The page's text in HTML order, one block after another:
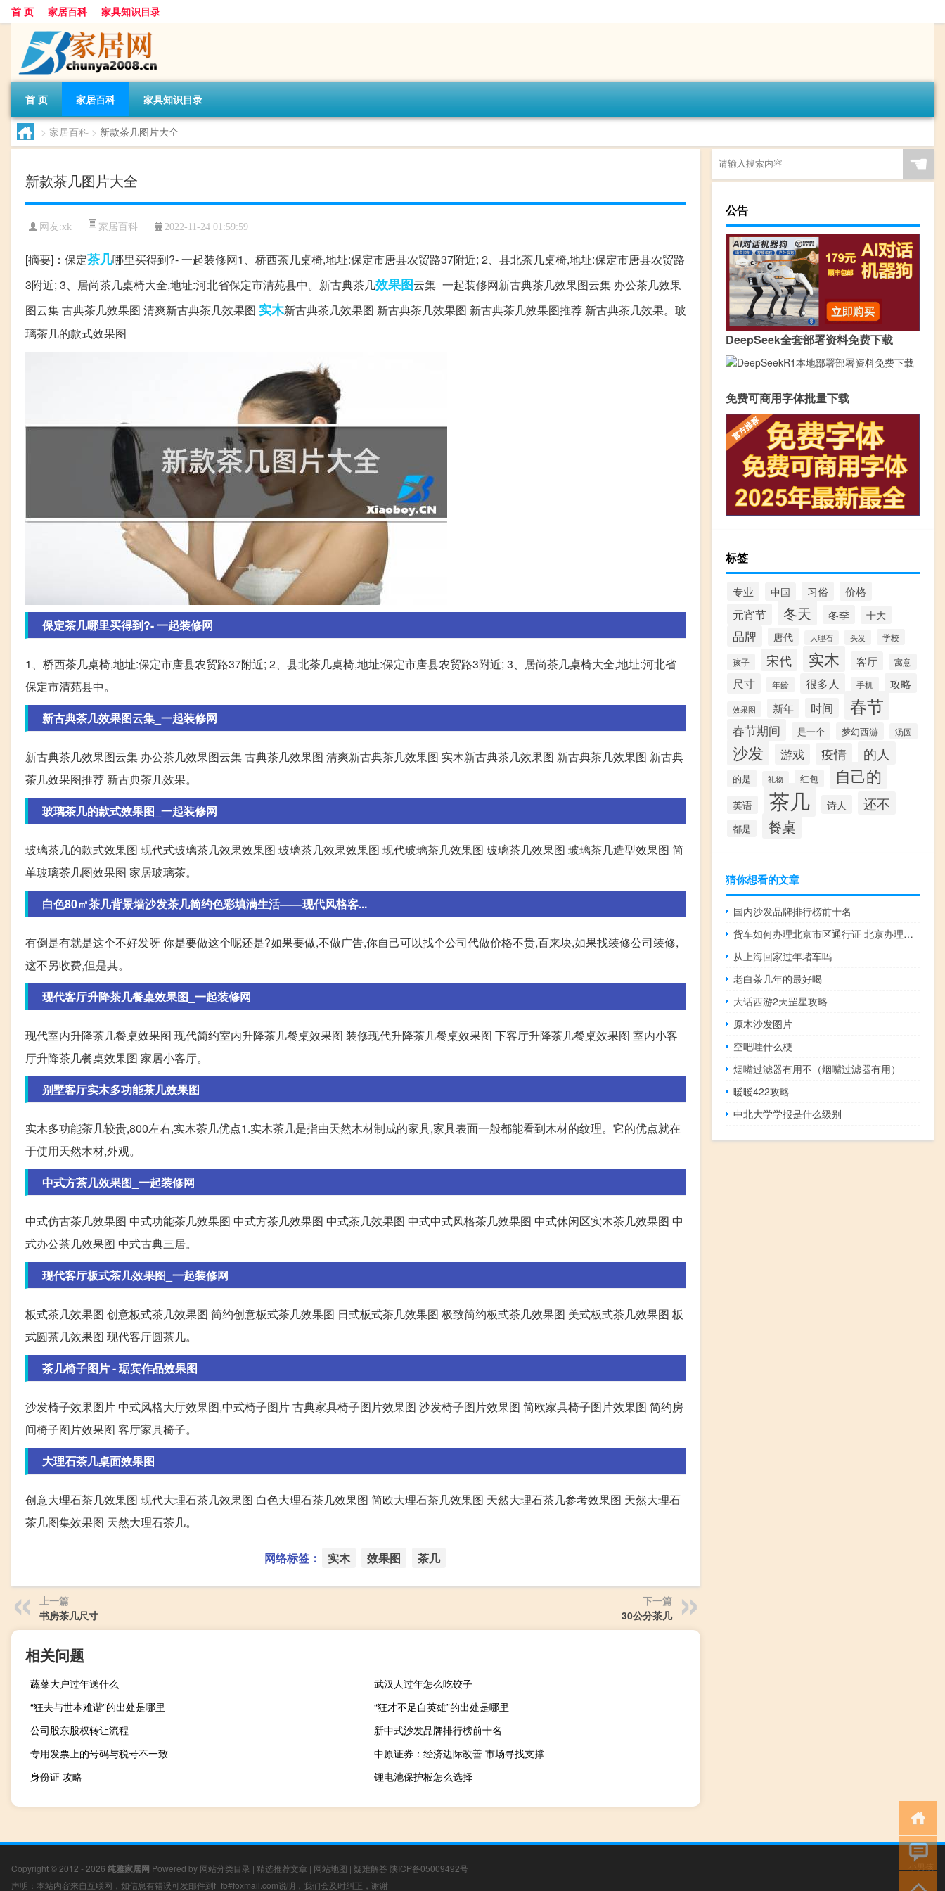
首 页 家居百科 家具知识目录
首 页 家居百科 家具知识目录
> 家居百科 > 新款茶几图片大全
新款茶几图片大全
网友:xk 家居百科 2022-11-24 01:59:59
[摘要]：保定茶几哪里买得到?- 一起装修网1、桥西茶几桌椅,地址:保定市唐县农贸路37附近; 2、县北茶几桌椅,地址:保定市唐县农贸路
3附近; 3、居尚茶几桌椅大全,地址:河北省保定市清苑县中。新古典茶几效果图云集_一起装修网新古典茶几效果图云集 办公茶几效果
图云集 古典茶几效果图 清爽新古典茶几效果图 实木新古典茶几效果图 新古典茶几效果图 新古典茶几效果图推荐 新古典茶几效果。玻
璃茶几的款式效果图
保定茶几哪里买得到?- 一起装修网
1、桥西茶几桌椅,地址:保定市唐县农贸路37附近; 2、县北茶几桌椅,地址:保定市唐县农贸路3附近; 3、居尚茶几桌椅大全,地址:河北省
保定市清苑县中。
新古典茶几效果图云集_一起装修网
新古典茶几效果图云集 办公茶几效果图云集 古典茶几效果图 清爽新古典茶几效果图 实木新古典茶几效果图 新古典茶几效果图 新古典
茶几效果图推荐 新古典茶几效果。
玻璃茶几的款式效果图_一起装修网
玻璃茶几的款式效果图 现代式玻璃茶几效果效果图 玻璃茶几效果效果图 现代玻璃茶几效果图 玻璃茶几效果图 玻璃茶几造型效果图 简
单玻璃茶几图效果图 家居玻璃茶。
白色80㎡茶几背景墙沙发茶几简约色彩填满生活——现代风格客...
有倒是有就是这个不好发呀 你是要做这个呢还是?如果要做,不做广告,你自己可以找个公司代做价格不贵,百来块,如果找装修公司装修,
这不另收费,但是其。
现代客厅升降茶几餐桌效果图_一起装修网
现代室内升降茶几餐桌效果图 现代简约室内升降茶几餐桌效果图 装修现代升降茶几餐桌效果图 下客厅升降茶几餐桌效果图 室内小客
厅升降茶几餐桌效果图 家居小客厅。
别墅客厅实木多功能茶几效果图
实木多功能茶几较贵,800左右,实木茶几优点1.实木茶几是指由天然木材制成的家具,家具表面一般都能看到木材的纹理。它的优点就在
于使用天然木材,外观。
中式方茶几效果图_一起装修网
中式仿古茶几效果图 中式功能茶几效果图 中式方茶几效果图 中式茶几效果图 中式中式风格茶几效果图 中式休闲区实木茶几效果图 中
式办公茶几效果图 中式古典三居。
现代客厅板式茶几效果图_一起装修网
板式茶几效果图 创意板式茶几效果图 简约创意板式茶几效果图 日式板式茶几效果图 极致简约板式茶几效果图 美式板式茶几效果图 板
式圆茶几效果图 现代客厅圆茶几。
茶几椅子图片 - 琚宾作品效果图
沙发椅子效果图片 中式风格大厅效果图,中式椅子图片 古典家具椅子图片效果图 沙发椅子图片效果图 简欧家具椅子图片效果图 简约房
间椅子图片效果图 客厅家具椅子。
大理石茶几桌面效果图
创意大理石茶几效果图 现代大理石茶几效果图 白色大理石茶几效果图 简欧大理石茶几效果图 天然大理石茶几参考效果图 天然大理石
茶几图集效果图 天然大理石茶几。
网络标签： 实木 效果图 茶几
上一篇
书房茶几尺寸
下一篇
30公分茶几
相关问题
蔬菜大户过年送什么
武汉人过年怎么吃饺子
“狂夫与世本难谐”的出处是哪里
“狂才不足自英雄”的出处是哪里
公司股东股权转让流程
新中式沙发品牌排行榜前十名
专用发票上的号码与税号不一致
中原证券：经济边际改善 市场寻找支撑
身份证 攻略
锂电池保护板怎么选择
☚
公告
DeepSeek全套部署资料免费下载
免费可商用字体批量下载
标签
专业 中国 习俗 价格
元宵节 冬天 冬季 十大
品牌 唐代 大理石 头发 学校
孩子 宋代 实木 客厅 寓意
尺寸 年龄 很多人 手机 攻略
效果图 新年 时间 春节
春节期间 是一个 梦幻西游 汤圆
沙发 游戏 疫情 的人
的是 礼物 红包 自己的
英语 茶几 诗人 还不
都是 餐桌
猜你想看的文章
国内沙发品牌排行榜前十名
货车如何办理北京市区通行证 北京办理港澳通行证
从上海回家过年堵车吗
老白茶几年的最好喝
大话西游2天罡星攻略
原木沙发图片
空吧哇什么梗
烟嘴过滤器有用不（烟嘴过滤器有用）
暖暖422攻略
中北大学学报是什么级别
Copyright © 2012 - 2026 纯雅家居网 Powered by 网站分类目录 | 精选推荐文章 | 网站地图 | 疑难解答 陕ICP备05009492号
声明：本站内容来自互联网，如信息有错误可发邮件到f_fb#foxmail.com说明，我们会及时纠正，谢谢